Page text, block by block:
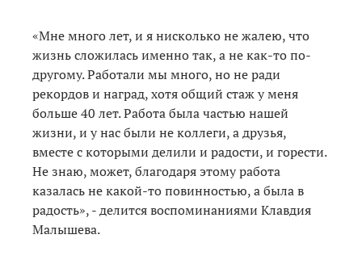
«Мне много лет, и я нисколько не жалею, что
жизнь сложилась именно так, а не как-то по-
другому. Работали мы много, но не ради
рекордов и наград, хотя общий стаж у меня
больше 40 лет. Работа была частью нашей
жизни, и у нас были не коллеги, а друзья,
вместе с которыми делили и радости, и горести.
Не знаю, может, благодаря этому работа
казалась не какой-то повинностью, а была в
радость», - делится воспоминаниями Клавдия
Малышева.